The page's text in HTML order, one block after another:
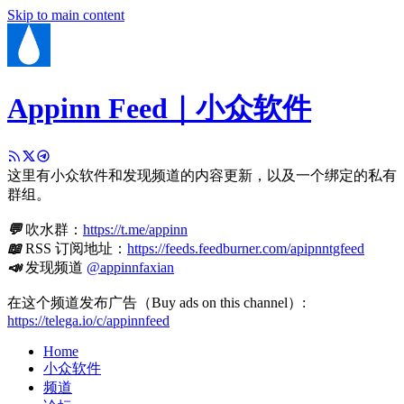
Skip to main content
Appinn Feed｜小众软件
这里有小众软件和发现频道的内容更新，以及一个绑定的私有
群组。
💬吹水群： https://t.me/appinn
📖RSS 订阅地址： https://feeds.feedburner.com/apipnntgfeed
📣发现频道 @appinnfaxian
在这个频道发布广告（Buy ads on this channel）:
https://telega.io/c/appinnfeed
Home
小众软件
频道